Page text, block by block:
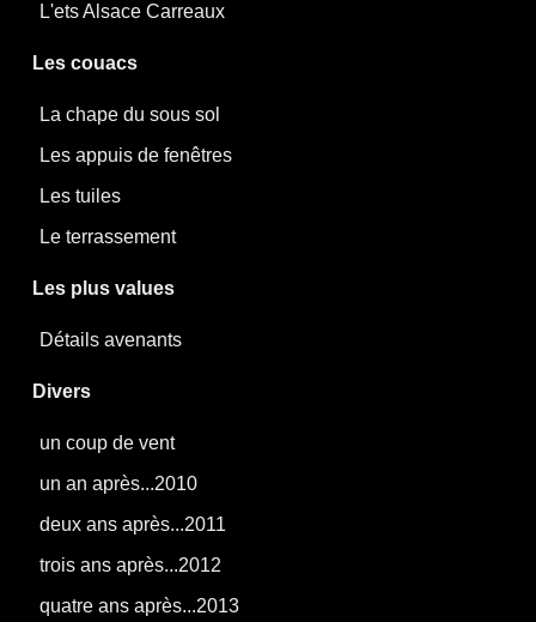
L'ets Alsace Carreaux
Les couacs
La chape du sous sol
Les appuis de fenêtres
Les tuiles
Le terrassement
Les plus values
Détails avenants
Divers
un coup de vent
un an après...2010
deux ans après...2011
trois ans après...2012
quatre ans après...2013